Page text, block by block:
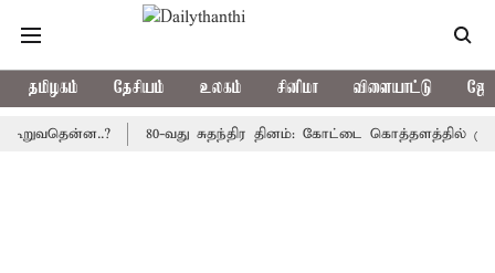
தமிழகம் தேசியம் உலகம் சினிமா விளையாட்டு
80-வது சுதந்திர தினம்: கோட்டை கொத்தளத்தில் முதல்